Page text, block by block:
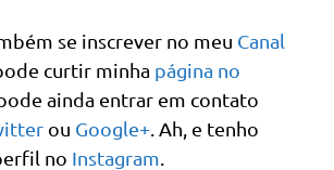
se inscrever no meu Canal
pode curtir minha página no
ainda entrar em contato
ou Google+ . Ah, e tenho
no Instagram